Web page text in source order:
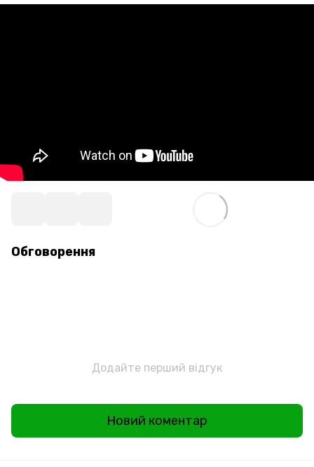
Обговорення
Додайте перший відгук
Новий коментар